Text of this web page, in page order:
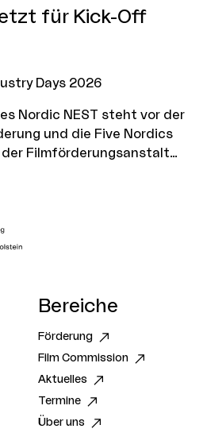
für Kick-Off
Days 2026
Nordic NEST steht vor der
und die Five Nordics
der Filmförderungsanstalt
ein
Bereiche
Förderung
Film Commission
Aktuelles
Termine
Über uns